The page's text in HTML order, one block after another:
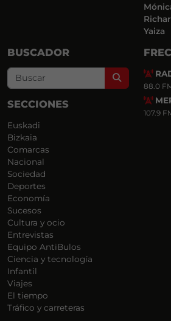
Yaiza
BUSCADOR
Search
SECCIONES
Euskadi
Bizkaia
Comarcas
Nacional
Sociedad
Deportes
Economía
Sucesos
Cultura y ocio
Entrevistas
Equipo AntiBulos
Ciencia y tecnología
Infantil
Viajes
El tiempo
Tráfico y carreteras
88.0
107.9